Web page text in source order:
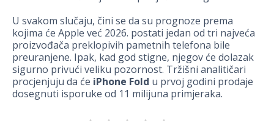
U svakom slučaju, čini se da su prognoze prema
kojima će Apple već 2026. postati jedan od tri najveća
proizvođača preklopivih pametnih telefona bile
preuranjene. Ipak, kad god stigne, njegov će dolazak
sigurno privući veliku pozornost. Tržišni analitičari
procjenjuju da će iPhone Fold u prvoj godini prodaje
dosegnuti isporuke od 11 milijuna primjeraka.